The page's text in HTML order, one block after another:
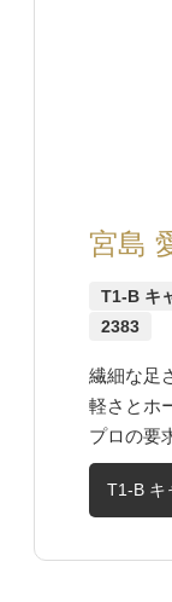
宮島
T1-B キ
2383
繊細な足
軽さとホ
プロの要
T1-B キ